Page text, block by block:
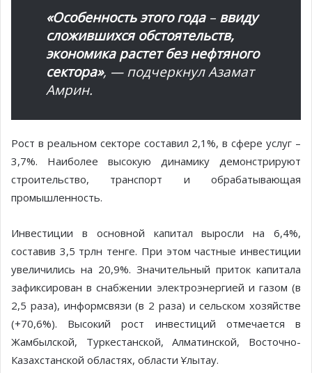
«Особенность этого года – ввиду
сложившихся обстоятельств,
экономика растет без нефтяного
сектора», — подчеркнул Азамат
Амрин.
Рост в реальном секторе составил 2,1%, в сфере услуг –
3,7%. Наиболее высокую динамику демонстрируют
строительство, транспорт и обрабатывающая
промышленность.
Инвестиции в основной капитал выросли на 6,4%,
составив 3,5 трлн тенге. При этом частные инвестиции
увеличились на 20,9%. Значительный приток капитала
зафиксирован в снабжении электроэнергией и газом (в
2,5 раза), информсвязи (в 2 раза) и сельском хозяйстве
(+70,6%). Высокий рост инвестиций отмечается в
Жамбылской, Туркестанской, Алматинской, Восточно-
Казахстанской областях, области Ұлытау.